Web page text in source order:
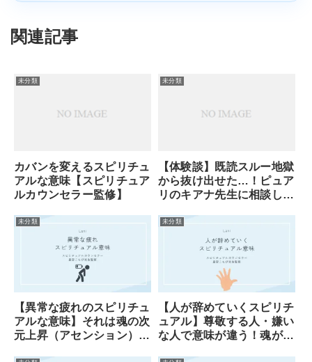
関連記事
未分類
カバンを変えるスピリチュ
アルな意味【スピリチュア
ルカウンセラー監修】
未分類
【体験談】既読スルー地獄
から抜け出せた…！ピュア
リのキアナ先生に相談した
えた話
未分類
【異常な疲れのスピリチュ
アルな意味】それは魂の次
元上昇（アセンション）が
未分類
【人が辞めていくスピリチ
ュアル】尊敬する人・嫌い
な人で意味が違う！魂が告